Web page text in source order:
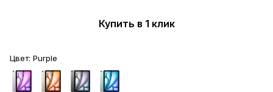
Купить в 1 клик
Цвет: Purple